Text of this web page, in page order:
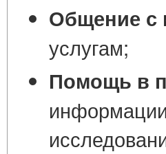
Общение с
услугам;
Помощь в